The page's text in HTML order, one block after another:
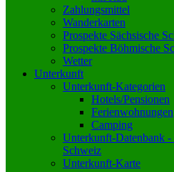
Zahlungsmittel
Wanderkarten
Prospekte Sächsische
Prospekte Böhmische
Wetter
Unterkunft
Unterkunft-Kategorien
Hotels/Pensionen
Ferienwohnungen
Camping
Unterkunft-Datenbank -
Schweiz
Unterkunft-Karte